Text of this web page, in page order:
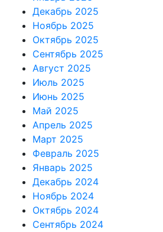
Декабрь 2025
Ноябрь 2025
Октябрь 2025
Сентябрь 2025
Август 2025
Июль 2025
Июнь 2025
Май 2025
Апрель 2025
Март 2025
Февраль 2025
Январь 2025
Декабрь 2024
Ноябрь 2024
Октябрь 2024
Сентябрь 2024